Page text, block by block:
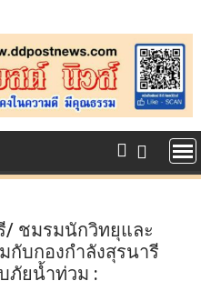
ชมรมนักวิทยุและ
บกองกําลังสุรนารี
ภัยน้ำท่วม :